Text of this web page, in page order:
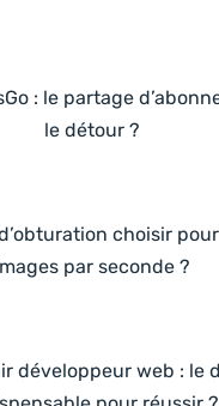
: le partage
le détour ?
choisir
par seconde ?
développeur web : le